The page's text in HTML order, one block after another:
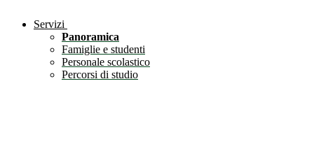
Servizi
Panoramica
Famiglie e studenti
Personale scolastico
Percorsi di studio